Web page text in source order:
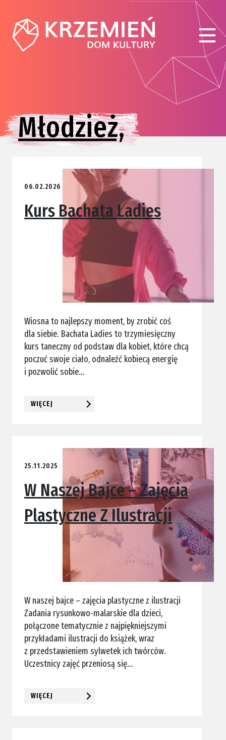
Młodzież,
06.02.2026
Kurs Bachata Ladies
Wiosna to najlepszy moment, by zrobić coś
dla siebie. Bachata Ladies to trzymiesięczny
kurs taneczny od podstaw dla kobiet, które chcą
poczuć swoje ciało, odnaleźć kobiecą energię
i pozwolić sobie…
WIĘCEJ
25.11.2025
W Naszej Bajce – Zajęcia
Plastyczne Z Ilustracji
W naszej bajce – zajęcia plastyczne z ilustracji
Zadania rysunkowo-malarskie dla dzieci,
połączone tematycznie z najpiękniejszymi
przykładami ilustracji do książek, wraz
z przedstawieniem sylwetek ich twórców.
Uczestnicy zajęć przeniosą się…
WIĘCEJ